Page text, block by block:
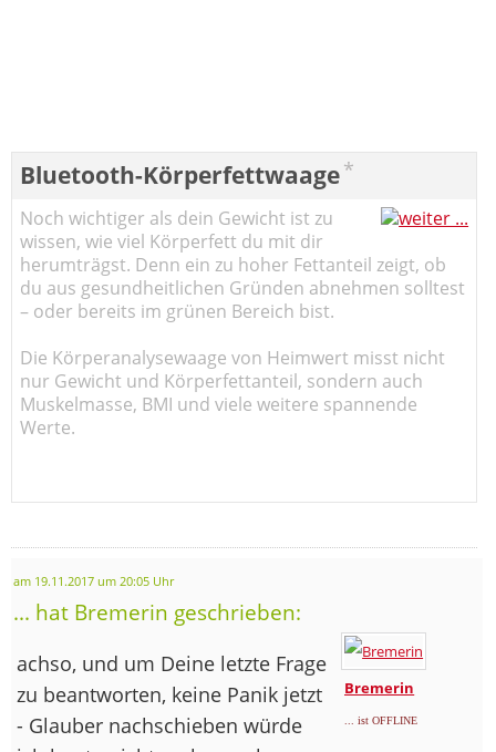
Bluetooth-Körperfettwaage*
Noch wichtiger als dein Gewicht ist zu
wissen, wie viel Körperfett du mit dir
herumträgst. Denn ein zu hoher Fettanteil zeigt, ob
du aus gesundheitlichen Gründen abnehmen solltest
– oder bereits im grünen Bereich bist.
Die Körperanalysewaage von Heimwert misst nicht
nur Gewicht und Körperfettanteil, sondern auch
Muskelmasse, BMI und viele weitere spannende
Werte.
am 19.11.2017 um 20:05 Uhr
... hat Bremerin geschrieben:
Bremerin
... ist OFFLINE
achso, und um Deine letzte Frage
zu beantworten, keine Panik jetzt
- Glauber nachschieben würde